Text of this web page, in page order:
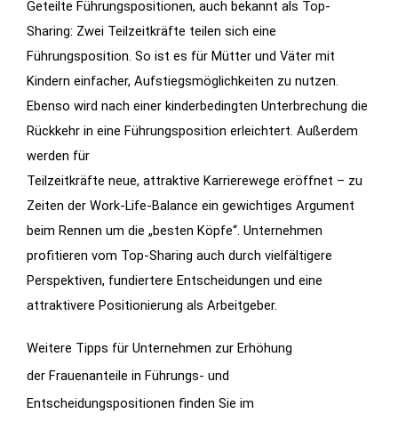
Geteilte Führungspositionen, auch bekannt als Top-
Sharing: Zwei Teilzeitkräfte teilen sich eine
Führungsposition. So ist es für Mütter und Väter mit
Kindern einfacher, Aufstiegsmöglichkeiten zu nutzen.
Ebenso wird nach einer kinderbedingten Unterbrechung die
Rückkehr in eine Führungsposition erleichtert. Außerdem
werden für
Teilzeitkräfte neue, attraktive Karrierewege eröffnet – zu
Zeiten der Work-Life-Balance ein gewichtiges Argument
beim Rennen um die „besten Köpfe“. Unternehmen
profitieren vom Top-Sharing auch durch vielfältigere
Perspektiven, fundiertere Entscheidungen und eine
attraktivere Positionierung als Arbeitgeber.
Weitere Tipps für Unternehmen zur Erhöhung
der Frauenanteile in Führungs- und
Entscheidungspositionen finden Sie im